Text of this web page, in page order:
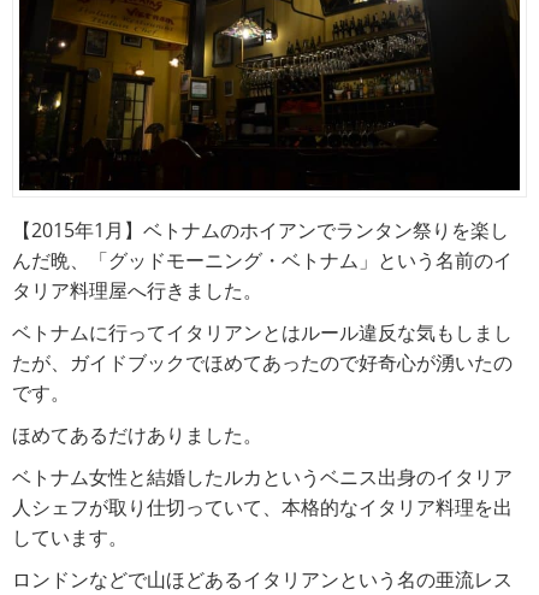
【2015年1月】ベトナムのホイアンでランタン祭りを楽し
んだ晩、「グッドモーニング・ベトナム」という名前のイ
タリア料理屋へ行きました。
ベトナムに行ってイタリアンとはルール違反な気もしまし
たが、ガイドブックでほめてあったので好奇心が湧いたの
です。
ほめてあるだけありました。
ベトナム女性と結婚したルカというベニス出身のイタリア
人シェフが取り仕切っていて、本格的なイタリア料理を出
しています。
ロンドンなどで山ほどあるイタリアンという名の亜流レス